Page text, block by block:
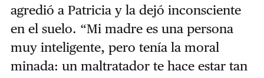
agredió a Patricia y la dejó inconsciente
en el suelo. “Mi madre es una persona
muy inteligente, pero tenía la moral
minada: un maltratador te hace estar tan